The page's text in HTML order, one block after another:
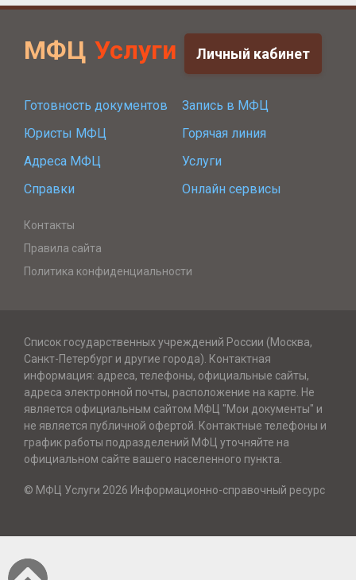
МФЦ Услуги Личный кабинет
Готовность документов
Запись в МФЦ
Юристы МФЦ
Горячая линия
Адреса МФЦ
Услуги
Справки
Онлайн сервисы
Контакты
Правила сайта
Политика конфиденциальности
Список государственных учреждений России (Москва,
Санкт-Петербург и другие города). Контактная
информация: адреса, телефоны, официальные сайты,
адреса электронной почты, расположение на карте. Не
является официальным сайтом МФЦ "Мои документы" и
не является публичной офертой. Контактные телефоны и
график работы подразделений МФЦ уточняйте на
официальном сайте вашего населенного пункта.
© МФЦ Услуги 2026 Информационно-справочный ресурс